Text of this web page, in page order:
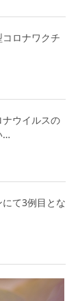
コロナワクチ
ナウイルスの
…
にて3例目とな